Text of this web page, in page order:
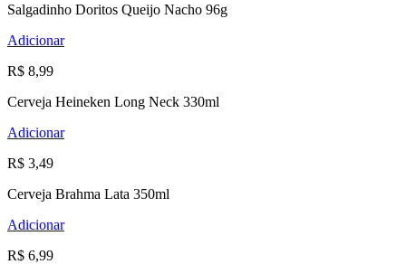
Salgadinho Doritos Queijo Nacho 96g
Adicionar
R$ 8,99
Cerveja Heineken Long Neck 330ml
Adicionar
R$ 3,49
Cerveja Brahma Lata 350ml
Adicionar
R$ 6,99